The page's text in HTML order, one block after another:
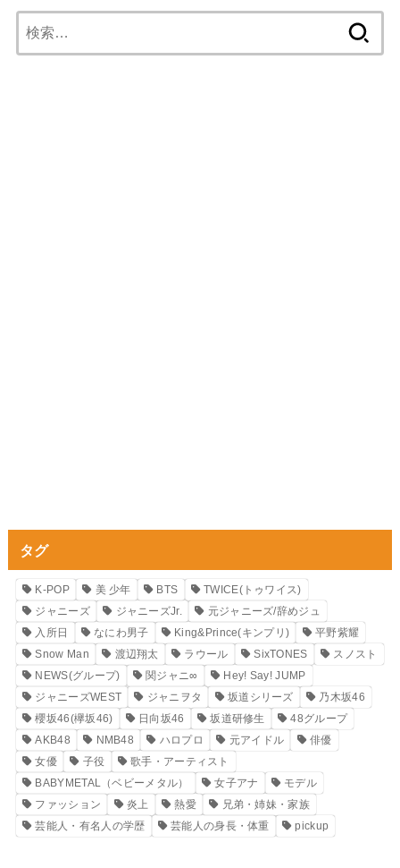
索:
タグ
K-POP 美 少年 BTS
TWICE(トゥワイス)
ジャニーズ
ジャニーズJr.
元ジャニーズ/辞めジュ
入所日
なにわ男子 King&Prince(キンプリ)
平野紫耀
Snow Man
渡辺翔太 ラウール SixTONES
スノスト
NEWS(グループ)
関ジャニ∞
Hey! Say! JUMP
ジャニーズWEST
ジャニヲタ 坂道シリーズ
乃木坂46
櫻坂46(欅坂46)
日向坂46 坂道研修生
48グループ
AKB48
NMB48 ハロプロ 元アイドル
俳優
女優
子役
歌手・アーティスト
BABYMETAL（ベビーメタル）
女子アナ
モデル
ファッション
炎上 熱愛
兄弟・姉妹・家族
芸能人・有名人の学歴
芸能人の身長・体重 pickup